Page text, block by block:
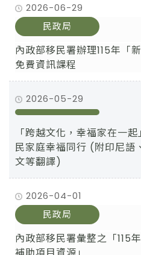
2026-06-29
民政局
內政部移民署辦理115年「
免費資訊課程
2026-05-29
「跨越文化，幸福家在一
民家庭幸福同行 (附印尼語
文等翻譯)
2026-04-01
民政局
內政部移民署彙整之「115